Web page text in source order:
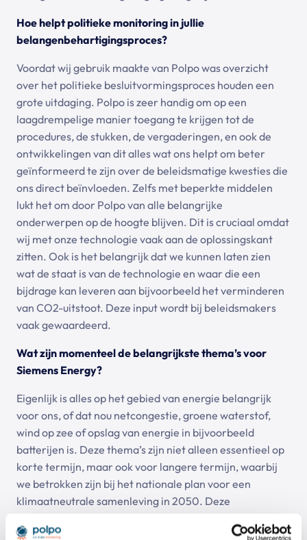
Hoe helpt politieke monitoring in jullie
belangenbehartigingsproces?
Voordat wij gebruik maakte van Polpo was overzicht
over het politieke besluitvormingsproces houden een
grote uitdaging. Polpo is zeer handig om op een
laagdrempelige manier toegang te krijgen tot de
procedures, de stukken, de vergaderingen, en ook de
ontwikkelingen van dit alles wat ons helpt om beter
geïnformeerd te zijn over de beleidsmatige kwesties die
ons direct beïnvloeden. Zelfs met beperkte middelen
lukt het om door Polpo van alle belangrijke
onderwerpen op de hoogte blijven. Dit is cruciaal omdat
wij met onze technologie vaak aan de oplossingskant
zitten. Ook is het belangrijk dat we kunnen laten zien
wat de staat is van de technologie en waar die een
bijdrage kan leveren aan bijvoorbeeld het verminderen
van CO2-uitstoot. Deze input wordt bij beleidsmakers
vaak gewaardeerd.
Wat zijn momenteel de belangrijkste thema’s voor
Siemens Energy?
Eigenlijk is alles op het gebied van energie belangrijk
voor ons, of dat nou netcongestie, groene waterstof,
wind op zee of opslag van energie in bijvoorbeeld
batterijen is. Deze thema’s zijn niet alleen essentieel op
korte termijn, maar ook voor langere termijn, waarbij
we betrokken zijn bij het nationale plan voor een
klimaatneutrale samenleving in 2050. Deze
te bedenken hoe we de stap gaan maken van de